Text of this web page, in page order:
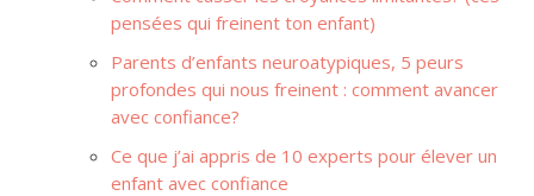
pensées qui freinent ton enfant)
Parents d’enfants neuroatypiques, 5 peurs
profondes qui nous freinent : comment avancer
avec confiance?
Ce que j’ai appris de 10 experts pour élever un
enfant avec confiance